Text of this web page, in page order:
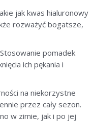
jak kwas hialuronowy
rozważyć bogatsze,
pomadek
ich pękania i
na niekorzystne
przez cały sezon.
w zimie, jak i po jej